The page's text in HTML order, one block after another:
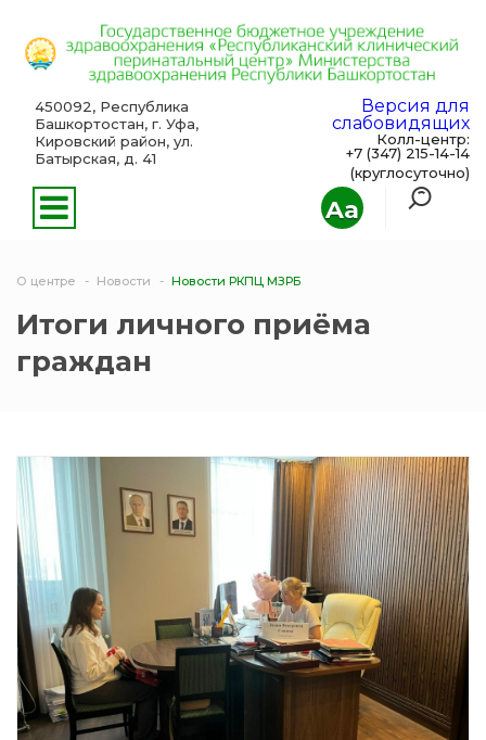
Aa
450092, Республика
Башкортостан, г. Уфа,
Кировский район, ул.
Батырская, д. 41
Версия для
слабовидящих
Колл-центр:
+7 (347) 215-14-14
(круглосуточно)
О центре Новости Новости РКПЦ МЗРБ
Итоги личного приёма
граждан